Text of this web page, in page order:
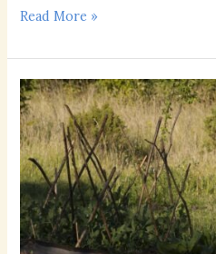
Read More »
Kuidas
luua
lastesõbralik
aiaruum?